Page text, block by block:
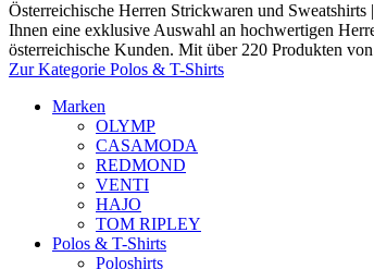
Österreichische Herren Strickwaren und
Ihnen eine exklusive Auswahl an hochwertigen
österreichische Kunden. Mit über 220 Produkten
Zur Kategorie Polos & T-Shirts
Marken
OLYMP
CASAMODA
REDMOND
VENTI
HAJO
TOM RIPLEY
Polos & T-Shirts
Poloshirts